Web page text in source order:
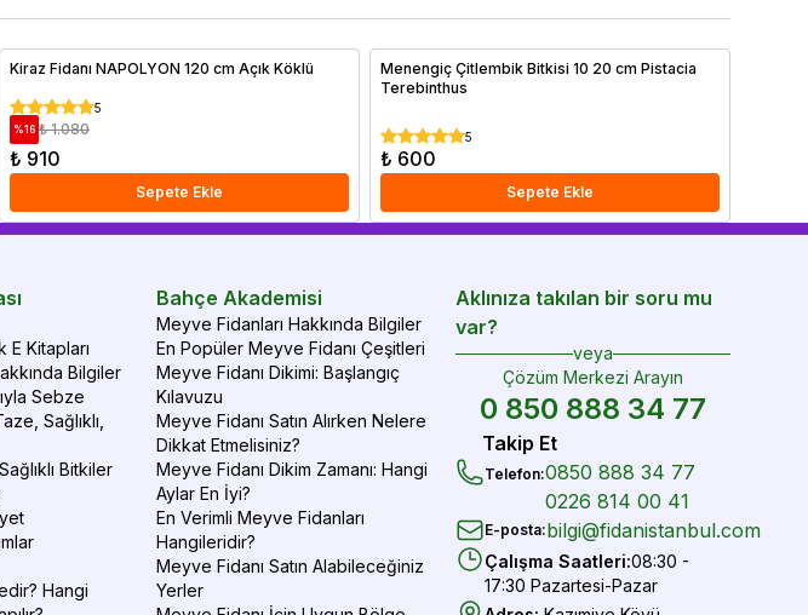
elde edebilirsiniz.
almak için ipuçlarımızı hemen bitiriyoruz!
Kiraz Fidanı NAPOLYON 120 cm Açık Köklü
5
%16 ₺ 1.080
₺ 910
Sepete Ekle
Menengiç Çitlembik Bitkisi 10 20 cm Pistacia
Terebinthus
5
₺ 600
Sepete Ekle
Kitapları
Bilgiler
Sebze
Sağlıklı,
Bitkiler
Hangi
Bahçe Akademisi
Meyve Fidanları Hakkında Bilgiler
En Popüler Meyve Fidanı Çeşitleri
Meyve Fidanı Dikimi: Başlangıç
Kılavuzu
Meyve Fidanı Satın Alırken Nelere
Dikkat Etmelisiniz?
Meyve Fidanı Dikim Zamanı: Hangi
Aylar En İyi?
En Verimli Meyve Fidanları
Hangileridir?
Meyve Fidanı Satın Alabileceğiniz
Yerler
Aklınıza takılan bir soru mu
var?
veya
Çözüm Merkezi Arayın
0 850 888 34 77
Takip Et
Telefon:0850 888 34 77
0226 814 00 41
E-posta:bilgi@fidanistanbul.com
Çalışma Saatleri:08:30 -
17:30 Pazartesi-Pazar